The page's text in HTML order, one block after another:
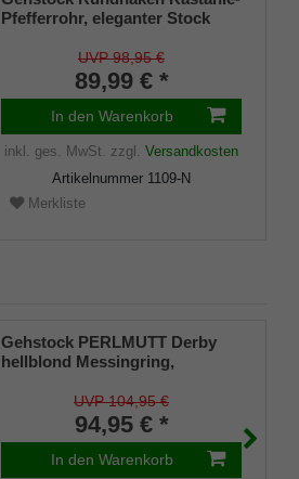
Pfefferrohr, eleganter Stock
in einem Stück gebogen,
aufwändiger Wulstenschliff
und Pfefferrohrwurzel-
Imitation,leicht geflammt und
seidenmatt klarlackiert, inklusiv
Gummipuffer.
UVP 98,95 €
89,99 € *
In den Warenkorb
inkl. ges. MwSt. zzgl. Versandkosten
Artikelnummer 1109-N
Merkliste
Gehstock PERLMUTT Derby
hellblond Messingring,
metallic lackiert, Griff aus
stabilem Acryl
UVP 104,95 €
94,95 € *
In den Warenkorb